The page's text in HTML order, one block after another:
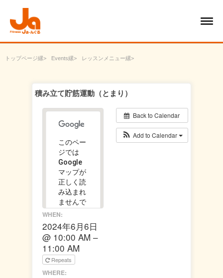
トップページ Events
レッスンメニュー
積み立て貯筋運動（とまり）
Back to Calendar
Add to Calendar
このペー
ジでは
Google
マップが
正しく読
み込まれ
ませんで
した。
この
ウェ
ブサ
イト
有者
WHEN:
2024年6月6日
@ 10:00 AM –
11:00 AM
Repeats
WHERE: